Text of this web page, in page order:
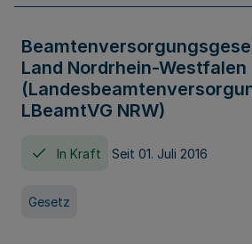
Land Nordrhein-Westfalen
LBeamtVG NRW)
In Kraft Seit 01. Juli 2016
Gesetz